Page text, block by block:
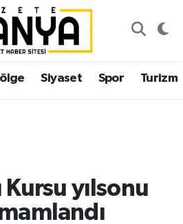
Siyaset Spor Turizm
Kursu yılsonu
Eczaneler
ve Fikstür